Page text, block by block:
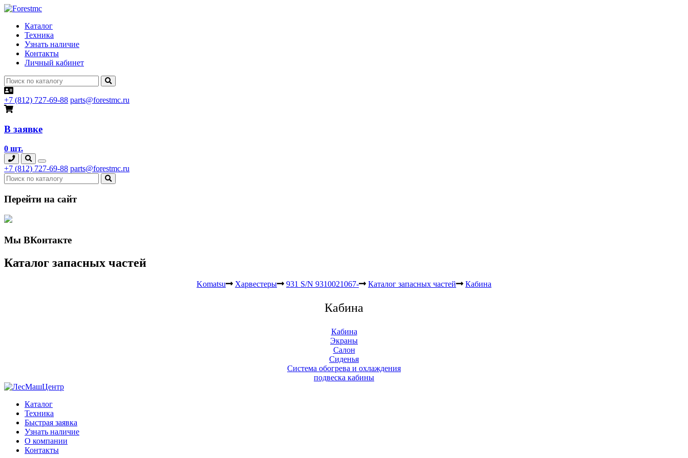
Каталог
Техника
Узнать наличие
Контакты
Личный кабинет
+7 (812) 727-69-88 parts@forestmc.ru
В заявке
0 шт.
+7 (812) 727-69-88 parts@forestmc.ru
Перейти на сайт
Мы ВКонтакте
Каталог запасных частей
Komatsu Харвестеры 931 S/N 9310021067- Каталог запасных частей Кабина
Кабина
Кабина
Экраны
Салон
Сиденья
Система обогрева и охлаждения
подвеска кабины
Каталог
Техника
Быстрая заявка
Узнать наличие
О компании
Контакты